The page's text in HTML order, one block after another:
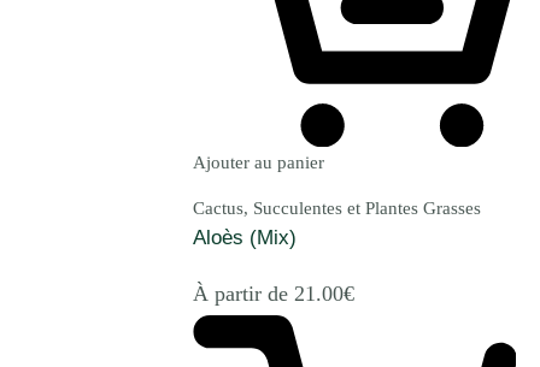
Ajouter au panier
Cactus, Succulentes et Plantes Grasses
Aloès (Mix)
À partir de 21.00€